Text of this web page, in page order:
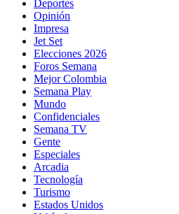
Deportes
Opinión
Impresa
Jet Set
Elecciones 2026
Foros Semana
Mejor Colombia
Semana Play
Mundo
Confidenciales
Semana TV
Gente
Especiales
Arcadia
Tecnología
Turismo
Estados Unidos